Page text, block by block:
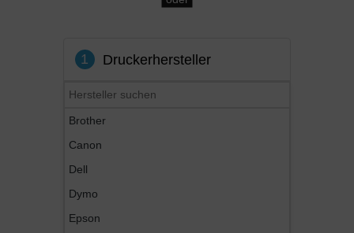
1 Druckerhersteller
Brother
Canon
Dell
Dymo
Epson